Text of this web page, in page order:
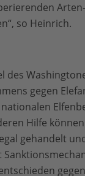
so Heinrich.
des
gegen
Hilfe
gehandelt